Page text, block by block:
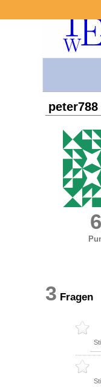
peter788
3